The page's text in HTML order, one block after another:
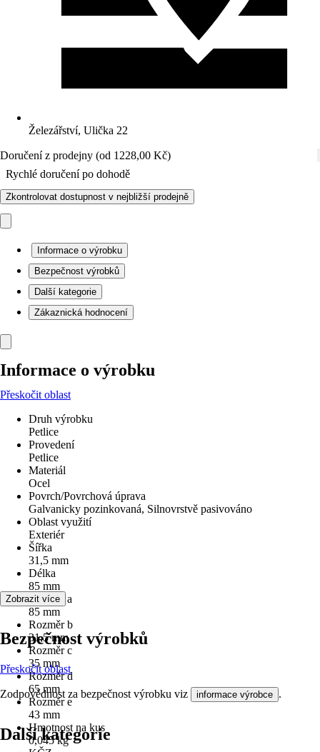
Železářství, Ulička 22
Doručení z prodejny (od 1228,00 Kč)
Rychlé doručení po dohodě
Zkontrolovat dostupnost v nejbližší prodejně
Informace o výrobku
Bezpečnost výrobků
Další kategorie
Zákaznická hodnocení
Informace o výrobku
Přeskočit oblast
Druh výrobku
Petlice
Provedení
Petlice
Materiál
Ocel
Povrch/Povrchová úprava
Galvanicky pozinkovaná, Silnovrstvě pasivováno
Oblast využití
Exteriér
Šířka
31,5 mm
Délka
85 mm
Rozměr a
85 mm
Rozměr b
31,5 mm
Rozměr c
35 mm
Rozměr d
65 mm
Rozměr e
43 mm
Hmotnost na kus
0,045 kg
Zobrazit více
Bezpečnost výrobků
Přeskočit oblast
Zodpovědnost za bezpečnost výrobku viz informace výrobce .
Další kategorie